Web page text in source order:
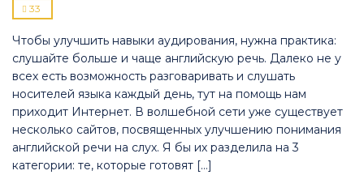
33
Чтобы улучшить навыки аудирования, нужна практика:
слушайте больше и чаще английскую речь. Далеко не у
всех есть возможность разговаривать и слушать
носителей языка каждый день, тут на помощь нам
приходит Интернет. В волшебной сети уже существует
несколько сайтов, посвященных улучшению понимания
английской речи на слух. Я бы их разделила на 3
категории: те, которые готовят […]